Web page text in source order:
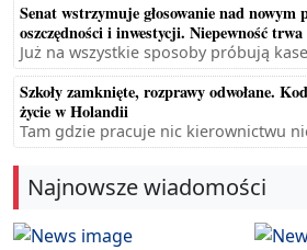
Senat wstrzymuje głosowanie nad nowym
oszczędności i inwestycji. Niepewność trwa
Już na wszystkie sposoby próbują
Szkoły zamknięte, rozprawy odwołane.
życie w Holandii
Tam gdzie pracuje nic kierownictwu
Najnowsze wiadomości